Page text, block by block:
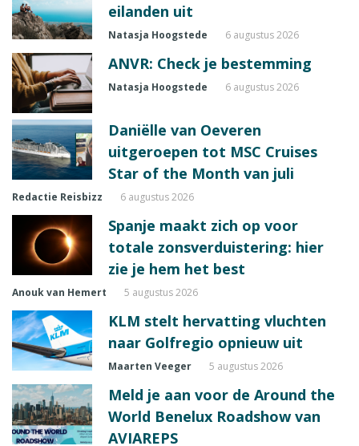
eilanden uit
Natasja Hoogstede 6 augustus 2026
ANVR: Check je bestemming
Natasja Hoogstede 6 augustus 2026
Daniëlle van Oeveren
uitgeroepen tot MSC Cruises
Star of the Month van juli
Redactie Reisbizz 6 augustus 2026
Spanje maakt zich op voor
totale zonsverduistering: hier
zie je hem het best
Anouk van Hemert 5 augustus 2026
KLM stelt hervatting vluchten
naar Golfregio opnieuw uit
Maarten Veeger 5 augustus 2026
Meld je aan voor de Around the
World Benelux Roadshow van
AVIAREPS